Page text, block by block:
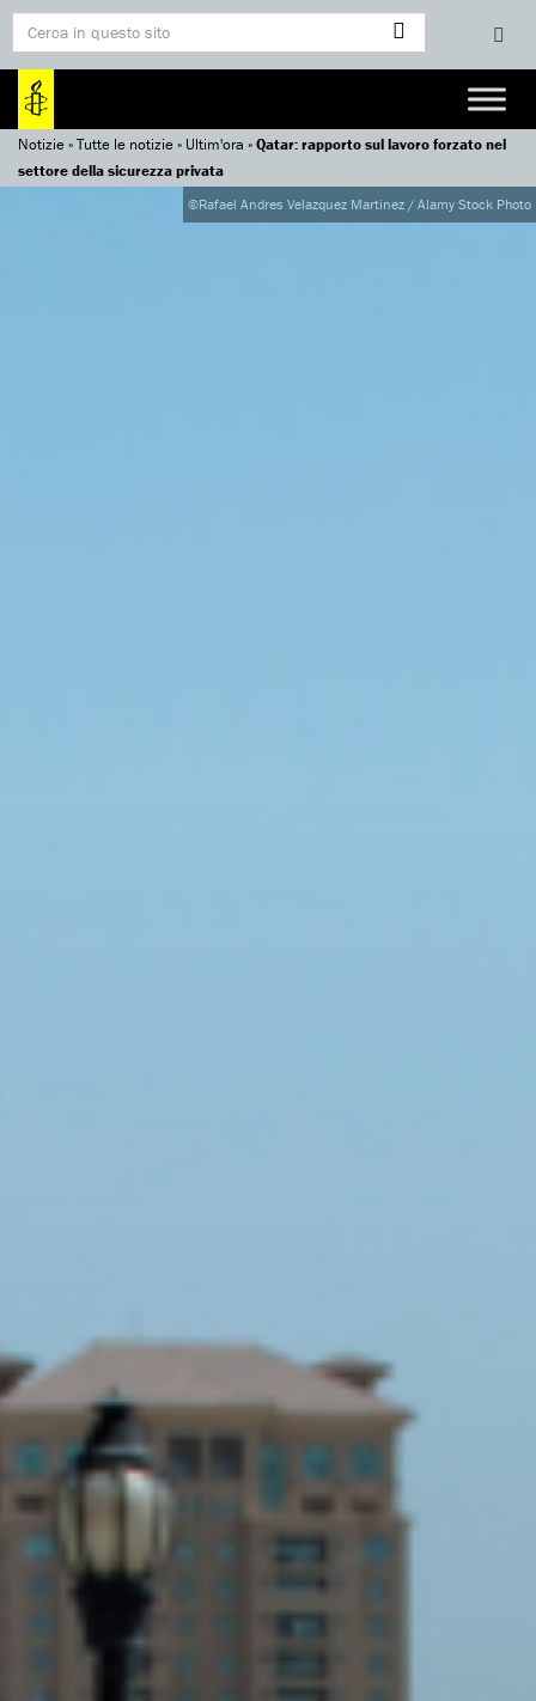
Notizie»Tutte le notizie» Ultim'ora »Qatar: rapporto sul lavoro forzato nel
settore della sicurezza privata
©Rafael Andres Velazquez Martinez / Alamy Stock Photo